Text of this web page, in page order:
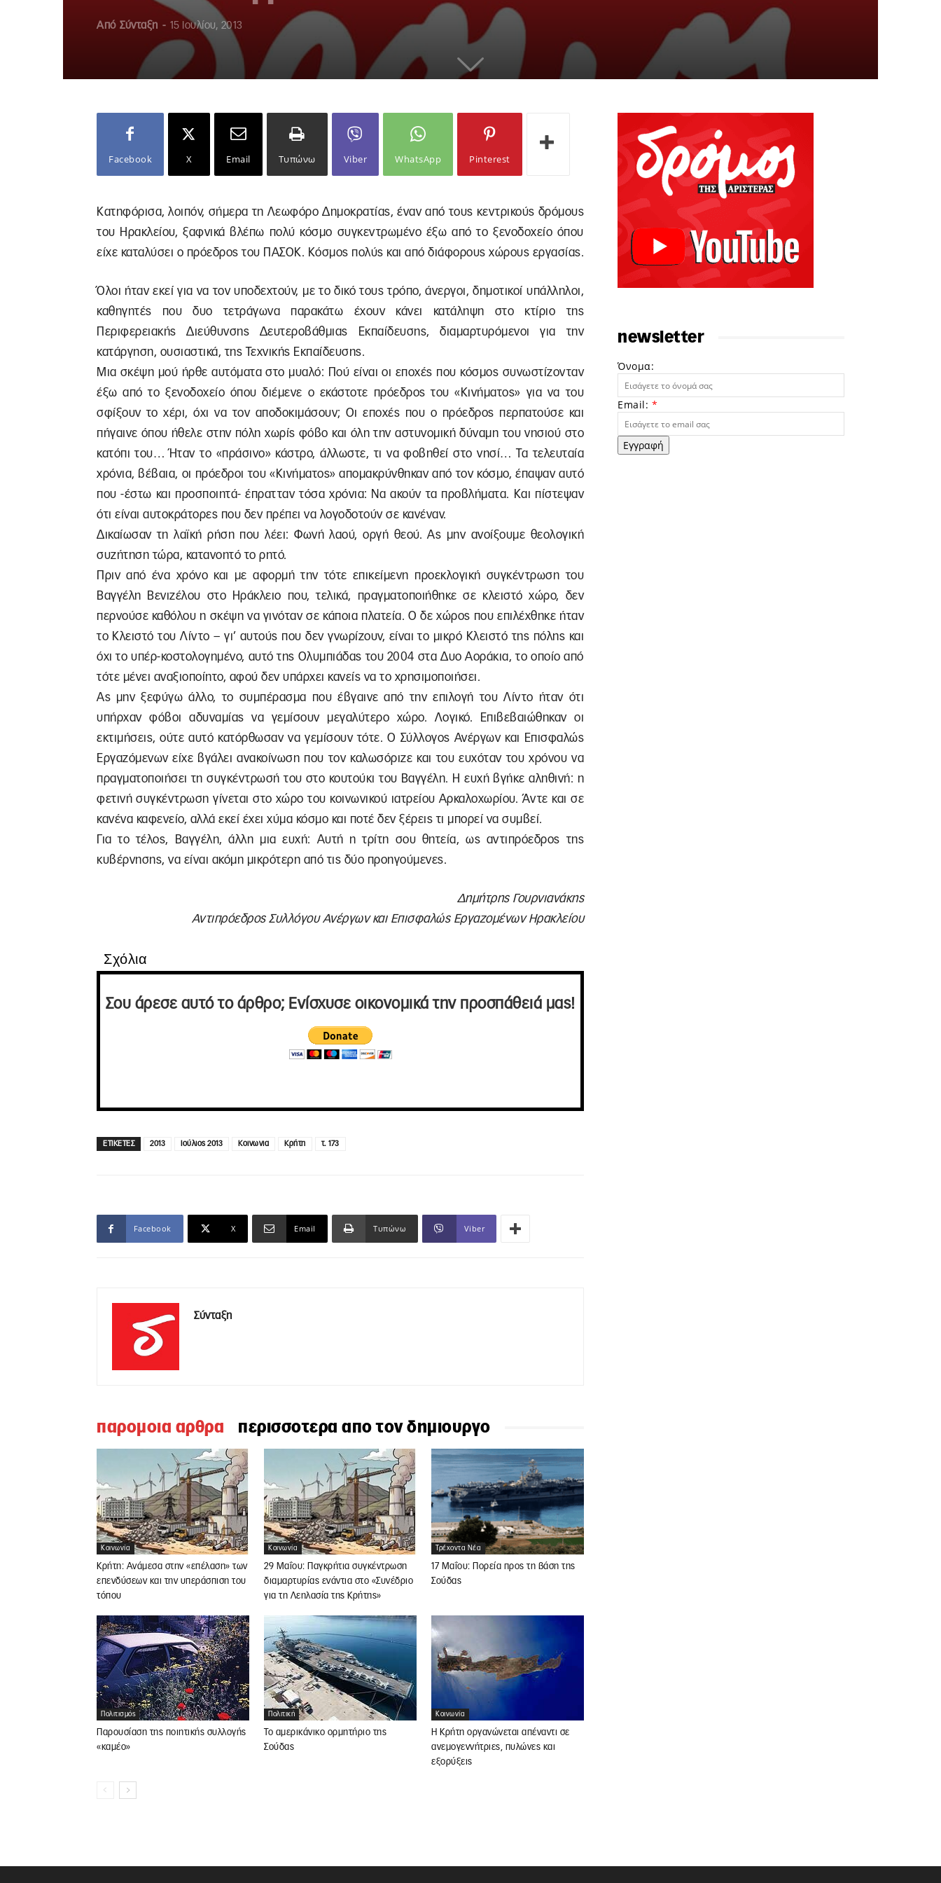
Από Σύνταξη - 15 Ιουλίου, 2013
Facebook X Email Τυπώνω Viber WhatsApp Pinterest
Κατηφόρισα, λοιπόν, σήμερα τη Λεωφόρο Δημοκρατίας, έναν από τους κεντρικούς δρόμους
του Ηρακλείου, ξαφνικά βλέπω πολύ κόσμο συγκεντρωμένο έξω από το ξενοδοχείο όπου
είχε καταλύσει ο πρόεδρος του ΠΑΣΟΚ. Κόσμος πολύς και από διάφορους χώρους εργασίας.
Όλοι ήταν εκεί για να τον υποδεχτούν, με το δικό τους τρόπο, άνεργοι, δημοτικοί υπάλληλοι,
καθηγητές που δυο τετράγωνα παρακάτω έχουν κάνει κατάληψη στο κτίριο της
Περιφερειακής Διεύθυνσης Δευτεροβάθμιας Εκπαίδευσης, διαμαρτυρόμενοι για την
κατάργηση, ουσιαστικά, της Τεχνικής Εκπαίδευσης.
Μια σκέψη μού ήρθε αυτόματα στο μυαλό: Πού είναι οι εποχές που κόσμος συνωστίζονταν
έξω από το ξενοδοχείο όπου διέμενε ο εκάστοτε πρόεδρος του «Κινήματος» για να του
σφίξουν το χέρι, όχι να τον αποδοκιμάσουν; Οι εποχές που ο πρόεδρος περπατούσε και
πήγαινε όπου ήθελε στην πόλη χωρίς φόβο και όλη την αστυνομική δύναμη του νησιού στο
κατόπι του… Ήταν το «πράσινο» κάστρο, άλλωστε, τι να φοβηθεί στο νησί… Τα τελευταία
χρόνια, βέβαια, οι πρόεδροι του «Κινήματος» απομακρύνθηκαν από τον κόσμο, έπαψαν αυτό
που -έστω και προσποιητά- έπρατταν τόσα χρόνια: Να ακούν τα προβλήματα. Και πίστεψαν
ότι είναι αυτοκράτορες που δεν πρέπει να λογοδοτούν σε κανέναν.
Δικαίωσαν τη λαϊκή ρήση που λέει: Φωνή λαού, οργή θεού. Ας μην ανοίξουμε θεολογική
συζήτηση τώρα, κατανοητό το ρητό.
Πριν από ένα χρόνο και με αφορμή την τότε επικείμενη προεκλογική συγκέντρωση του
Βαγγέλη Βενιζέλου στο Ηράκλειο που, τελικά, πραγματοποιήθηκε σε κλειστό χώρο, δεν
περνούσε καθόλου η σκέψη να γινόταν σε κάποια πλατεία. Ο δε χώρος που επιλέχθηκε ήταν
το Κλειστό του Λίντο – γι’ αυτούς που δεν γνωρίζουν, είναι το μικρό Κλειστό της πόλης και
όχι το υπέρ-κοστολογημένο, αυτό της Ολυμπιάδας του 2004 στα Δυο Αοράκια, το οποίο από
τότε μένει αναξιοποίητο, αφού δεν υπάρχει κανείς να το χρησιμοποιήσει.
Ας μην ξεφύγω άλλο, το συμπέρασμα που έβγαινε από την επιλογή του Λίντο ήταν ότι
υπήρχαν φόβοι αδυναμίας να γεμίσουν μεγαλύτερο χώρο. Λογικό. Επιβεβαιώθηκαν οι
εκτιμήσεις, ούτε αυτό κατόρθωσαν να γεμίσουν τότε. Ο Σύλλογος Ανέργων και Επισφαλώς
Εργαζόμενων είχε βγάλει ανακοίνωση που τον καλωσόριζε και του ευχόταν του χρόνου να
πραγματοποιήσει τη συγκέντρωσή του στο κουτούκι του Βαγγέλη. Η ευχή βγήκε αληθινή: η
φετινή συγκέντρωση γίνεται στο χώρο του κοινωνικού ιατρείου Αρκαλοχωρίου. Άντε και σε
κανένα καφενείο, αλλά εκεί έχει χύμα κόσμο και ποτέ δεν ξέρεις τι μπορεί να συμβεί.
Για το τέλος, Βαγγέλη, άλλη μια ευχή: Αυτή η τρίτη σου θητεία, ως αντιπρόεδρος της
κυβέρνησης, να είναι ακόμη μικρότερη από τις δύο προηγούμενες.
Δημήτρης Γουρνιανάκης
Αντιπρόεδρος Συλλόγου Ανέργων και Επισφαλώς Εργαζομένων Ηρακλείου
Σχόλια
Σου άρεσε αυτό το άρθρο; Ενίσχυσε οικονομικά την προσπάθειά μας!
ΕΤΙΚΕΤΕΣ 2013 Ιούλιος 2013 Κοινωνια Κρήτη τ. 173
Facebook X Email Τυπώνω Viber
Σύνταξη
παρομοια αρθρα περισσοτερα απο τον δημιουργο
Κοινωνία
Κρήτη: Ανάμεσα στην «επέλαση» των
επενδύσεων και την υπεράσπιση του
τόπου
Κοινωνία
29 Μαΐου: Παγκρήτια συγκέντρωση
διαμαρτυρίας ενάντια στο «Συνέδριο
για τη Λεηλασία της Κρήτης»
Τρέχοντα Νέα
17 Μαΐου: Πορεία προς τη βάση της
Σούδας
Πολιτισμός
Παρουσίαση της ποιητικής συλλογής
«καμέο»
Πολιτική
Το αμερικάνικο ορμητήριο της
Σούδας
Κοινωνία
Η Κρήτη οργανώνεται απέναντι σε
ανεμογεννήτριες, πυλώνες και
εξορύξεις
newsletter
Όνομα:
Email: *
Εγγραφή